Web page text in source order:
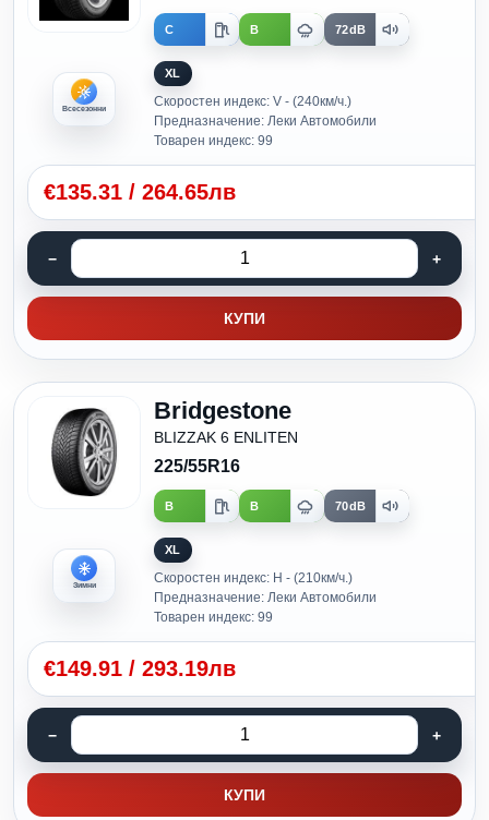
Всесезонни
C B 72dB
XL
Скоростен индекс: V - (240км/ч.)
Предназначение: Леки Автомобили
Товарен индекс: 99
€135.31 / 264.65лв
КУПИ
Зимни
Bridgestone
BLIZZAK 6 ENLITEN
225/55R16
B B 70dB
XL
Скоростен индекс: H - (210км/ч.)
Предназначение: Леки Автомобили
Товарен индекс: 99
€149.91 / 293.19лв
КУПИ